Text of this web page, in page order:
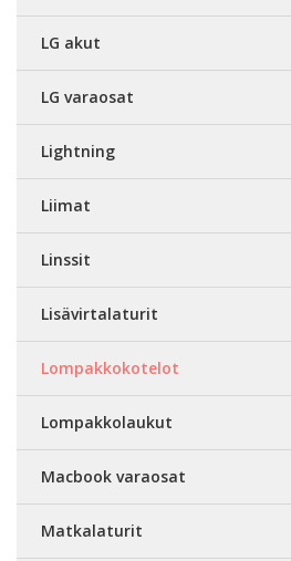
LG akut
LG varaosat
Lightning
Liimat
Linssit
Lisävirtalaturit
Lompakkokotelot
Lompakkolaukut
Macbook varaosat
Matkalaturit